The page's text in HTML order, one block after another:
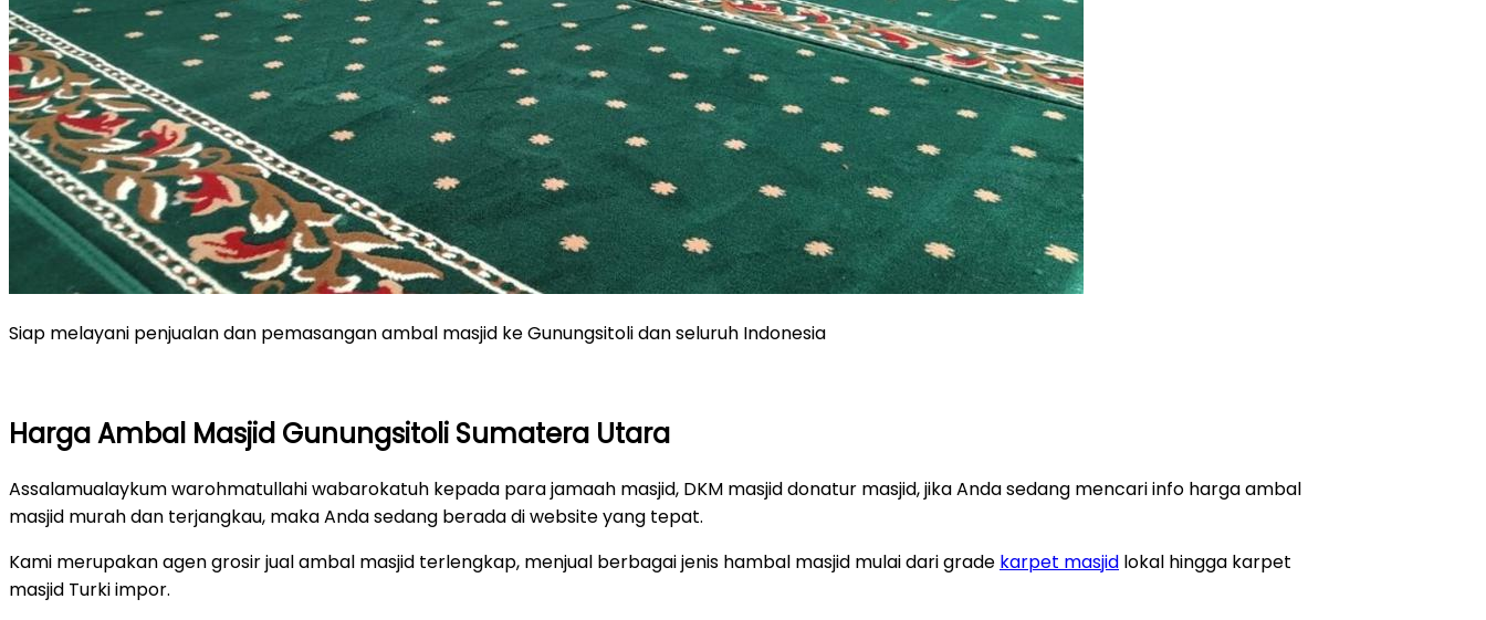
Siap melayani penjualan dan pemasangan ambal masjid ke Gunungsitoli dan seluruh Indonesia
Harga Ambal Masjid Gunungsitoli Sumatera Utara
Assalamualaykum warohmatullahi wabarokatuh kepada para jamaah masjid, DKM masjid donatur masjid, jika Anda sedang mencari info harga ambal
masjid murah dan terjangkau, maka Anda sedang berada di website yang tepat.
Kami merupakan agen grosir jual ambal masjid terlengkap, menjual berbagai jenis hambal masjid mulai dari grade karpet masjid lokal hingga karpet
masjid Turki impor.